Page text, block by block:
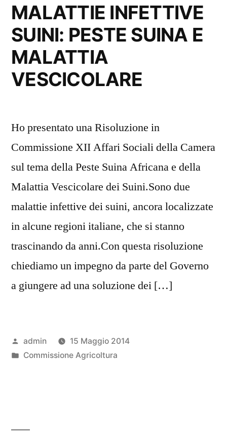
MALATTIE INFETTIVE
SUINI: PESTE SUINA E
MALATTIA
VESCICOLARE
Ho presentato una Risoluzione in
Commissione XII Affari Sociali della Camera
sul tema della Peste Suina Africana e della
Malattia Vescicolare dei Suini.Sono due
malattie infettive dei suini, ancora localizzate
in alcune regioni italiane, che si stanno
trascinando da anni.Con questa risoluzione
chiediamo un impegno da parte del Governo
a giungere ad una soluzione dei […]
Pubblicato
da
admin
15 Maggio 2014
Pubblicato
Commissione Agricoltura